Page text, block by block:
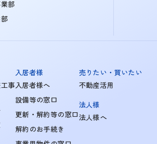
部
事
入居者様
入居者様へ
設備等の窓口
更新・解約等の窓口
解約のお手続き
売りたい・買いたい
不動産活用
法人様
法人様へ